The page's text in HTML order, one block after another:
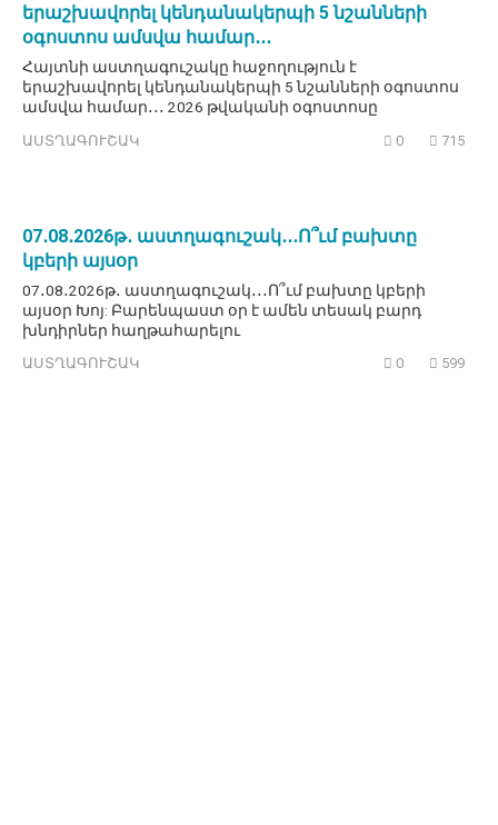
երաշխավորել կենդանակերպի 5 նշանների
օգոստոս ամսվա համար․․․
Հայտնի աստղագուշակը հաջողություն է
երաշխավորել կենդանակերպի 5 նշանների օգոստոս
ամսվա համար․․․ 2026 թվականի օգոստոսը
ԱՍՏՂԱԳՈՒՇԱԿ 0 715
07․08․2026թ․ աստղագուշակ․․․Ո՞ւմ բախտը
կբերի այսօր
07․08․2026թ․ աստղագուշակ․․․Ո՞ւմ բախտը կբերի
այսօր Խոյ: Բարենպաստ օր է ամեն տեսակ բարդ
խնդիրներ հաղթահարելու
ԱՍՏՂԱԳՈՒՇԱԿ 0 599